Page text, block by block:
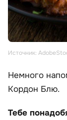
Источник:
Немного
Кордон Блю.
Тебе